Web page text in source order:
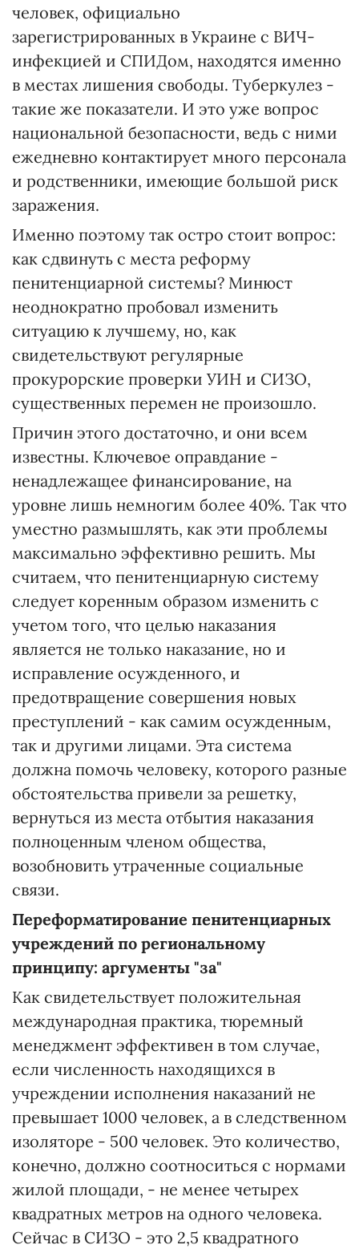
человек, официально
зарегистрированных в Украине с ВИЧ-
инфекцией и СПИДом, находятся именно
в местах лишения свободы. Туберкулез -
такие же показатели. И это уже вопрос
национальной безопасности, ведь с ними
ежедневно контактирует много персонала
и родственники, имеющие большой риск
заражения.
Именно поэтому так остро стоит вопрос:
как сдвинуть с места реформу
пенитенциарной системы? Минюст
неоднократно пробовал изменить
ситуацию к лучшему, но, как
свидетельствуют регулярные
прокурорские проверки УИН и СИЗО,
существенных перемен не произошло.
Причин этого достаточно, и они всем
известны. Ключевое оправдание -
ненадлежащее финансирование, на
уровне лишь немногим более 40%. Так что
уместно размышлять, как эти проблемы
максимально эффективно решить. Мы
считаем, что пенитенциарную систему
следует коренным образом изменить с
учетом того, что целью наказания
является не только наказание, но и
исправление осужденного, и
предотвращение совершения новых
преступлений - как самим осужденным,
так и другими лицами. Эта система
должна помочь человеку, которого разные
обстоятельства привели за решетку,
вернуться из места отбытия наказания
полноценным членом общества,
возобновить утраченные социальные
связи.
Переформатирование пенитенциарных
учреждений по региональному
принципу: аргументы "за"
Как свидетельствует положительная
международная практика, тюремный
менеджмент эффективен в том случае,
если численность находящихся в
учреждении исполнения наказаний не
превышает 1000 человек, а в следственном
изоляторе - 500 человек. Это количество,
конечно, должно соотноситься с нормами
жилой площади, - не менее четырех
квадратных метров на одного человека.
Сейчас в СИЗО - это 2,5 квадратного